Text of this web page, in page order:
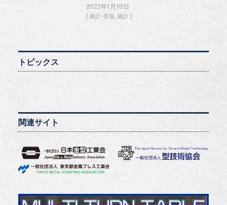
2022年1月10日
統計・市況 統計
トピックス
関連サイト